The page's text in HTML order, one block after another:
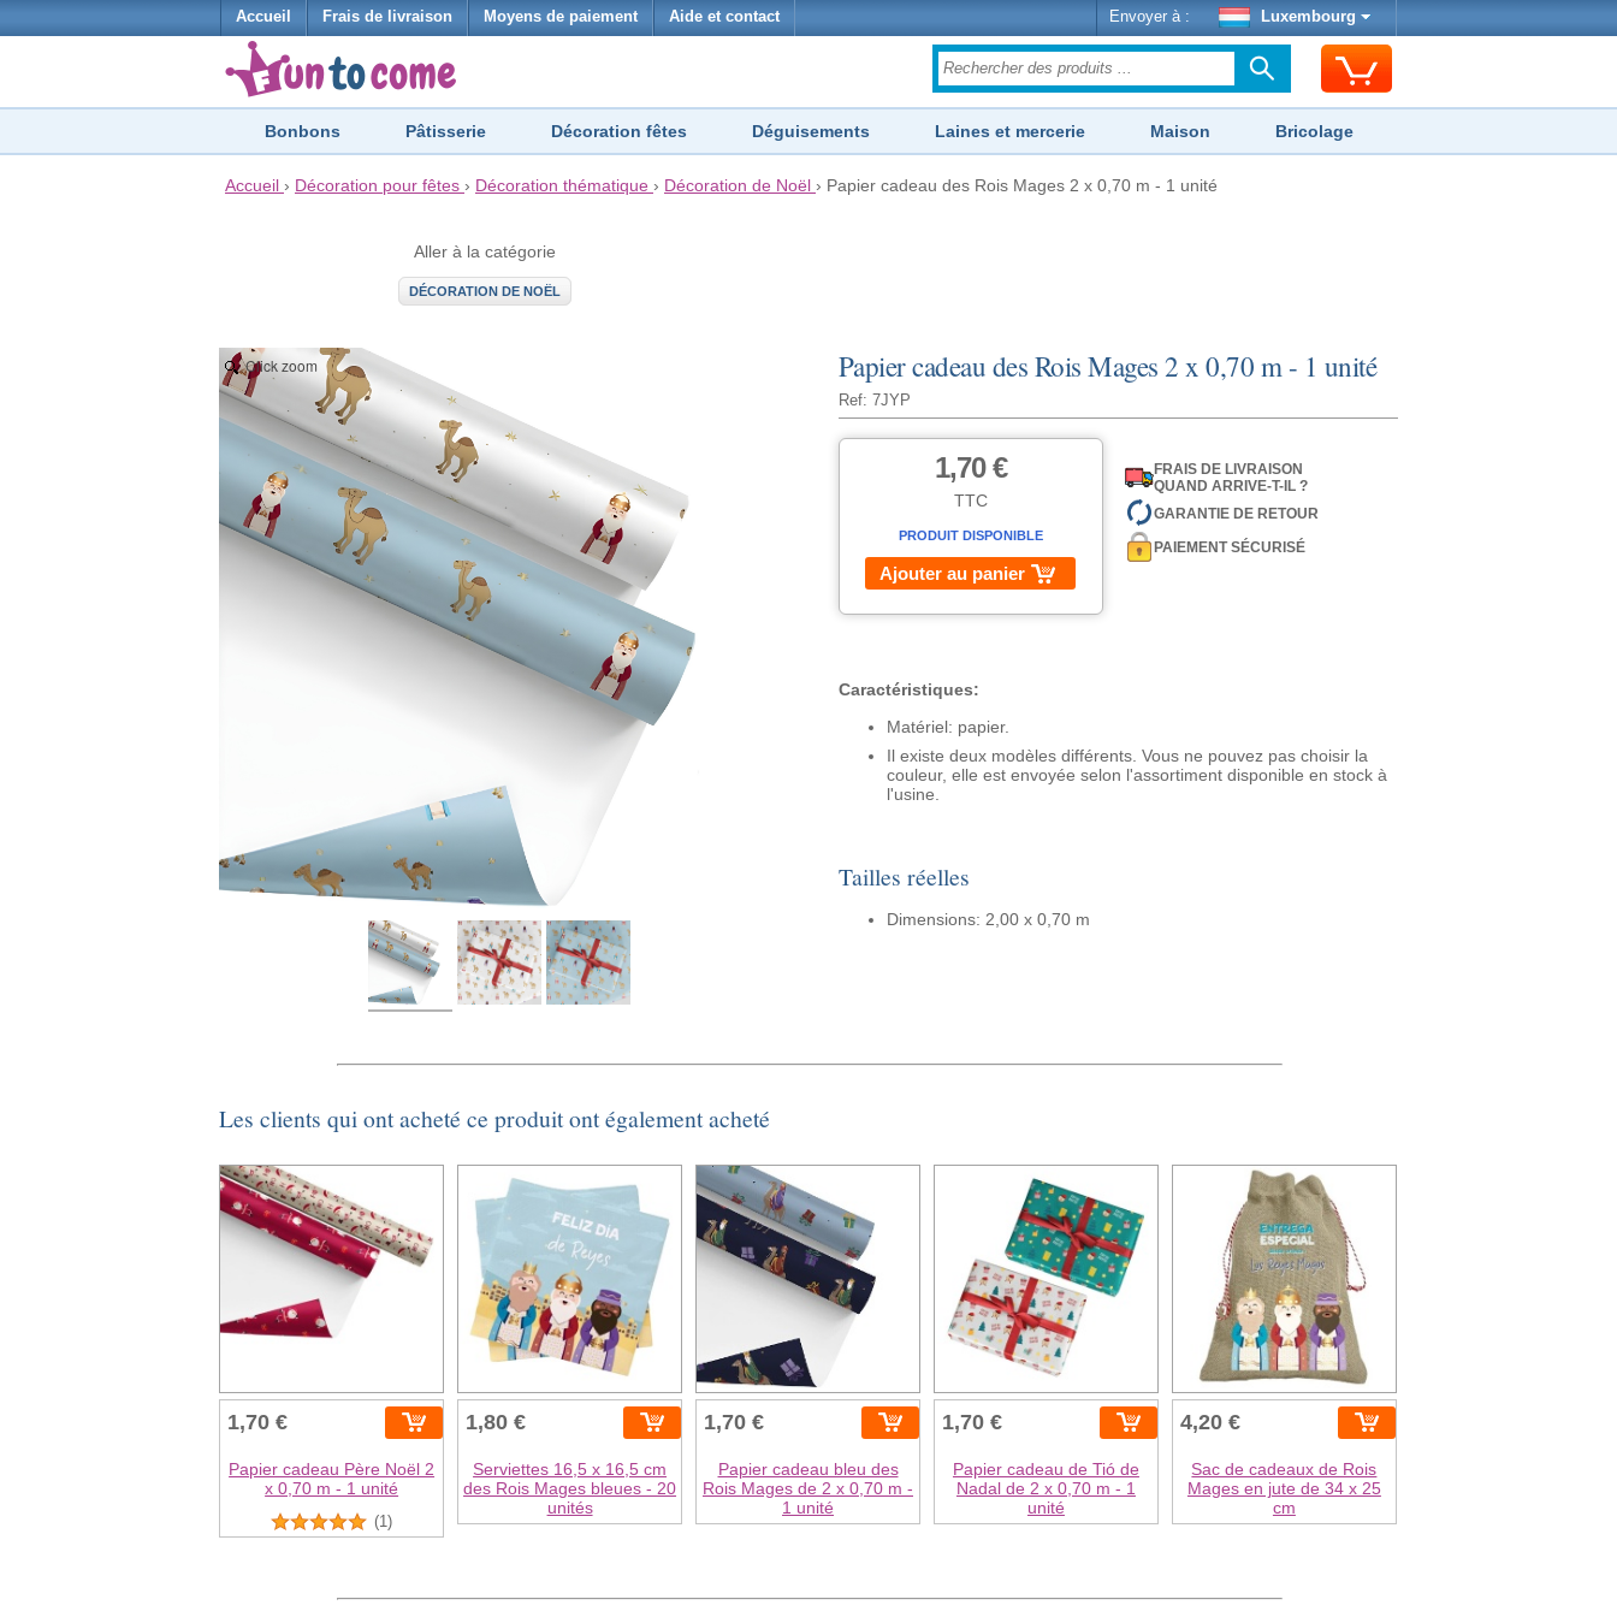
Accueil Frais de livraison Moyens de paiement Aide et contact Envoyer à : Luxembourg
Bonbons Pâtisserie Décoration fêtes Déguisements Laines et mercerie Maison Bricolage
Accueil › Décoration pour fêtes › Décoration thématique › Décoration de Noël › Papier cadeau des Rois Mages 2 x 0,70 m - 1 unité
Aller à la catégorie
DÉCORATION DE NOËL
Papier cadeau des Rois Mages 2 x 0,70 m - 1 unité
Ref: 7JYP
Click zoom
1,70 €
TTC
PRODUIT DISPONIBLE
Ajouter au panier
FRAIS DE LIVRAISON
QUAND ARRIVE-T-IL ?
GARANTIE DE RETOUR
PAIEMENT SÉCURISÉ
Caractéristiques:
Matériel: papier.
Il existe deux modèles différents. Vous ne pouvez pas choisir la
couleur, elle est envoyée selon l'assortiment disponible en stock à
l'usine.
Tailles réelles
Dimensions: 2,00 x 0,70 m
Les clients qui ont acheté ce produit ont également acheté
1,70 €
Papier cadeau Père Noël 2
x 0,70 m - 1 unité
(1)
1,80 €
Serviettes 16,5 x 16,5 cm
des Rois Mages bleues - 20
unités
1,70 €
Papier cadeau bleu des
Rois Mages de 2 x 0,70 m -
1 unité
1,70 €
Papier cadeau de Tió de
Nadal de 2 x 0,70 m - 1
unité
4,20 €
Sac de cadeaux de Rois
Mages en jute de 34 x 25
cm